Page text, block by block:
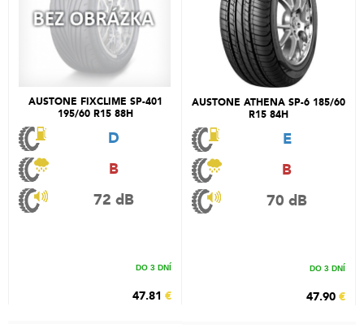
AUSTONE FIXCLIME SP-401
195/60 R15 88H
D
B
72 dB
DO 3 DNÍ
47.81 €
AUSTONE ATHENA SP-6 185/60
R15 84H
E
B
70 dB
DO 3 DNÍ
47.90 €